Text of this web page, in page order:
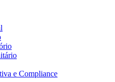
e Compliance